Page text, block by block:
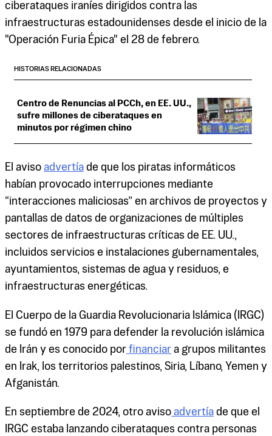
ciberataques iraníes dirigidos contra las
infraestructuras estadounidenses desde el inicio de la
"Operación Furia Épica" el 28 de febrero.
HISTORIAS RELACIONADAS
Centro de Renuncias al PCCh, en EE. UU.,
sufre millones de ciberataques en
minutos por régimen chino
El aviso advertía de que los piratas informáticos
habían provocado interrupciones mediante
“interacciones maliciosas” en archivos de proyectos y
pantallas de datos de organizaciones de múltiples
sectores de infraestructuras críticas de EE. UU.,
incluidos servicios e instalaciones gubernamentales,
ayuntamientos, sistemas de agua y residuos, e
infraestructuras energéticas.
El Cuerpo de la Guardia Revolucionaria Islámica (IRGC)
se fundó en 1979 para defender la revolución islámica
de Irán y es conocido por financiar a grupos militantes
en Irak, los territorios palestinos, Siria, Líbano, Yemen y
Afganistán.
En septiembre de 2024, otro aviso advertía de que el
IRGC estaba lanzando ciberataques contra personas